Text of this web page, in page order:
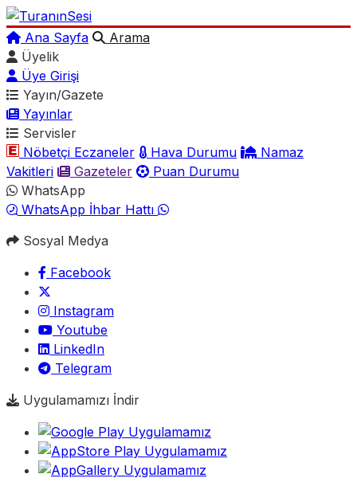
Ana Sayfa
Arama
Üyelik
Üye Girişi
Yayın/Gazete
Yayınlar
Servisler
Nöbetçi Eczaneler
Hava Durumu
Namaz
Vakitleri
Gazeteler
Puan Durumu
WhatsApp
WhatsApp İhbar Hattı
Sosyal Medya
Facebook
Instagram
Youtube
LinkedIn
Telegram
Uygulamamızı İndir